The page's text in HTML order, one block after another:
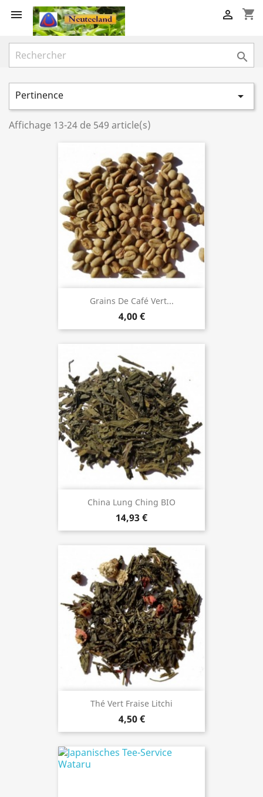
 shopping_cart


Pertinence 
Affichage 13-24 de 549 article(s)
Grains De Café Vert...
4,00 €
China Lung Ching BIO
14,93 €
Thé Vert Fraise Litchi
4,50 €